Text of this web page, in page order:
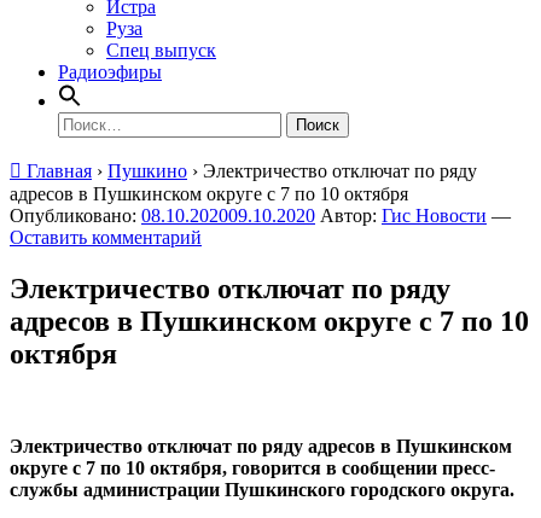
Истра
Руза
Спец выпуск
Радиоэфиры
Найти:
Главная › Пушкино › Электричество отключат по ряду
адресов в Пушкинском округе с 7 по 10 октября
Опубликовано: 08.10.202009.10.2020 Автор: Гис Новости —
Оставить комментарий
Электричество отключат по ряду
адресов в Пушкинском округе с 7 по 10
октября
Электричество отключат по ряду адресов в Пушкинском
округе с 7 по 10 октября, говорится в сообщении пресс-
службы администрации Пушкинского городского округа.